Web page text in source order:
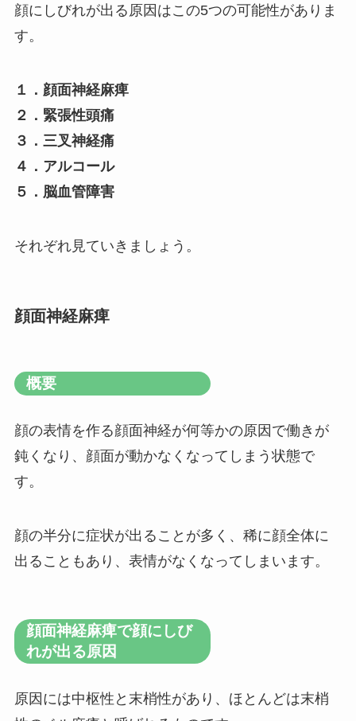
顔にしびれが出る原因はこの5つの可能性がありま
す。
１．顔面神経麻痺
２．緊張性頭痛
３．三叉神経痛
４．アルコール
５．脳血管障害
それぞれ見ていきましょう。
顔面神経麻痺
概要
顔の表情を作る顔面神経が何等かの原因で働きが
鈍くなり、顔面が動かなくなってしまう状態で
す。
顔の半分に症状が出ることが多く、稀に顔全体に
出ることもあり、表情がなくなってしまいます。
顔面神経麻痺で顔にしび
れが出る原因
原因には中枢性と末梢性があり、ほとんどは末梢